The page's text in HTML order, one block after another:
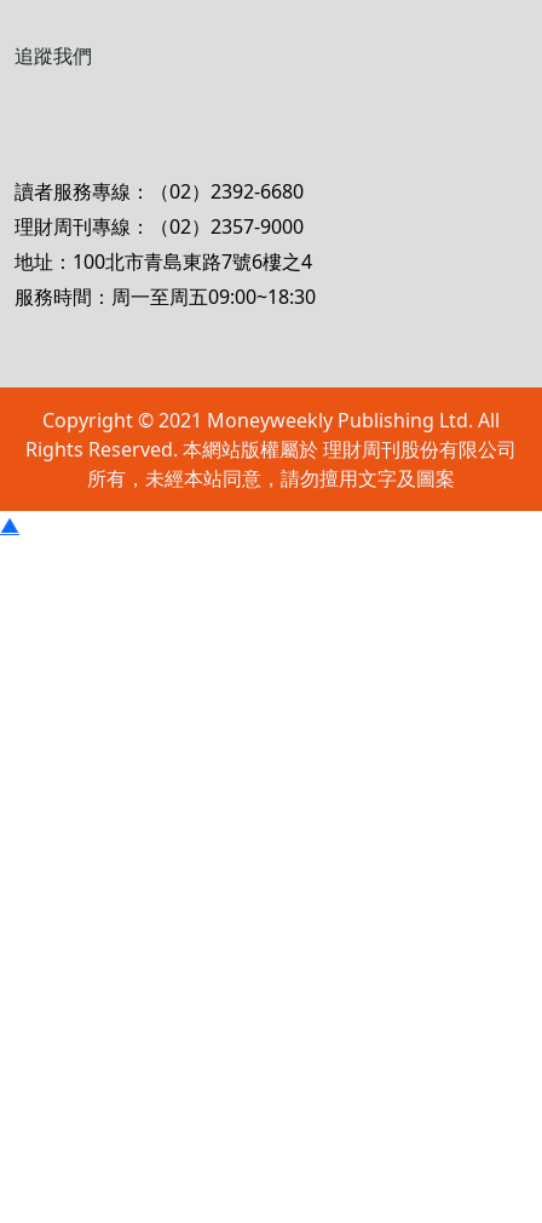
追蹤我們
讀者服務專線：（02）2392-6680
理財周刊專線：（02）2357-9000
地址：100北市青島東路7號6樓之4
服務時間：周一至周五09:00~18:30
Copyright © 2021 Moneyweekly Publishing Ltd. All
Rights Reserved. 本網站版權屬於 理財周刊股份有限公司
所有，未經本站同意，請勿擅用文字及圖案
▲